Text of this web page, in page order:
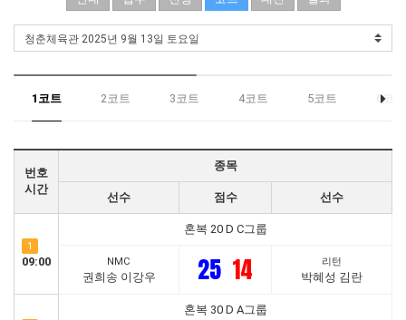
1코트 2코트 3코트 4코트 5코트 6코트
번호
시간
종목
선수 점수 선수
1
09:00
혼복 20 D C그룹
NMC
권희송 이강우 25 14 리턴
박혜성 김란
혼복 30 D A그룹